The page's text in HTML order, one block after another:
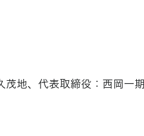
地、代表取締役：西岡一